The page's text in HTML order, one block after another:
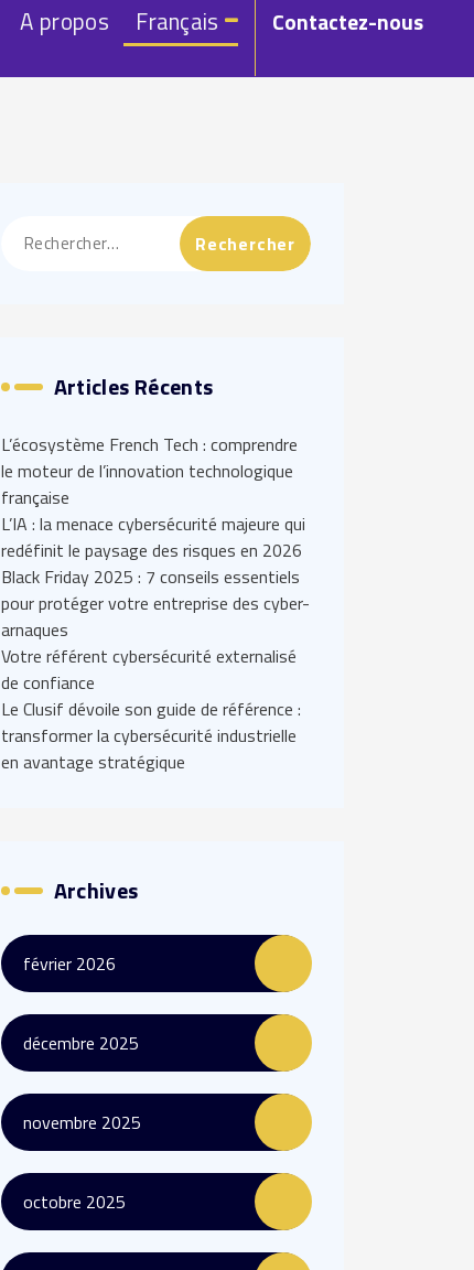
A propos Français Contactez-nous
Articles Récents
L’écosystème French Tech : comprendre
le moteur de l’innovation technologique
française
L’IA : la menace cybersécurité majeure qui
redéfinit le paysage des risques en 2026
Black Friday 2025 : 7 conseils essentiels
pour protéger votre entreprise des cyber-
arnaques
Votre référent cybersécurité externalisé
de confiance
Le Clusif dévoile son guide de référence :
transformer la cybersécurité industrielle
en avantage stratégique
Archives
février 2026
décembre 2025
novembre 2025
octobre 2025